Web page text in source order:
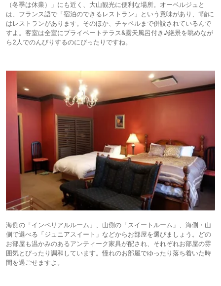
（冬季は休業）」にも近く、大山観光に便利な場所。オーベルジュと
は、フランス語で「宿泊のできるレストラン」という意味があり、1階に
はレストランがあります。そのほか、チャペルまで併設されているんで
すよ。客室は全室にプライベートテラス&露天風呂付き♪絶景を眺めなが
ら2人でのんびりするのにぴったりですね。
海側の「インペリアルルーム」、山側の「スイートルーム」、海側・山
側で選べる「ジュニアスイート」などからお部屋を選びましょう。どの
お部屋も温かみのあるアンティーク家具が配され、それぞれお部屋の雰
囲気とぴったり調和しています。憧れのお部屋でゆったり落ち着いた時
間を過ごせますよ。